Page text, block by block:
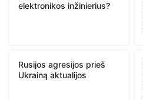
elektronikos inžinierius?
Rusijos agresijos prieš
Ukrainą aktualijos